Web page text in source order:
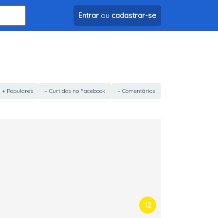
Entrar ou cadastrar-se
+ Populares + Curtidos no Facebook + Comentários
12